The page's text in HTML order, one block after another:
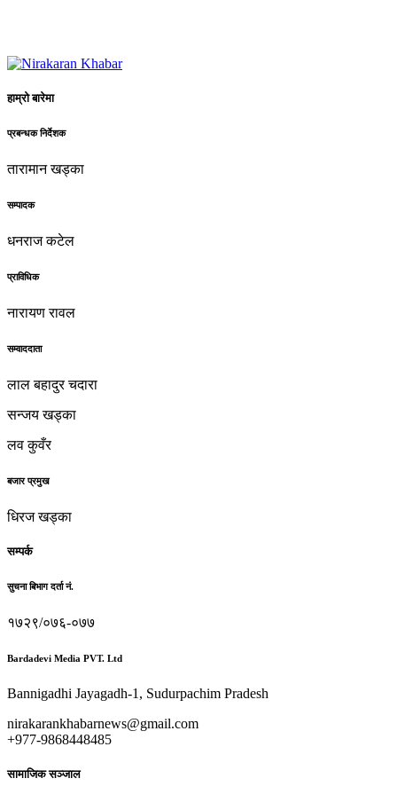
हाम्रो बारेमा
प्रबन्धक निर्देशक
तारामान खड्का
सम्पादक
धनराज कटेल
प्राविधिक
नारायण रावल
सम्वाददाता
लाल बहादुर चदारा
सन्जय खड्का
लव कुवँर
बजार प्रमुख
धिरज खड्का
सम्पर्क
सुचना बिभाग दर्ता नं.
१७२९/०७६-०७७
Bardadevi Media PVT. Ltd
Bannigadhi Jayagadh-1, Sudurpachim Pradesh
nirakarankhabarnews@gmail.com
+977-9868448485
सामाजिक सञ्जाल